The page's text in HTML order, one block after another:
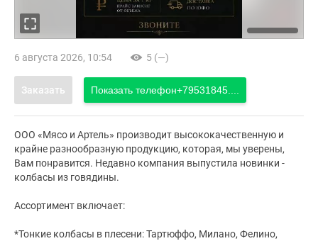
6 августа 2026, 10:54 5 (—)
Заказать Показать телефон+79531845....
ООО «Мясо и Артель» производит высококачественную и
крайне разнообразную продукцию, которая, мы уверены,
Вам понравится. Недавно компания выпустила новинки -
колбасы из говядины.
Ассортимент включает:
*Тонкие колбасы в плесени: Тартюффо, Милано, Фелино,